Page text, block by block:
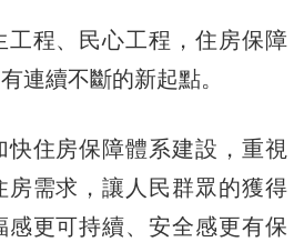
程、民心工程，住房保障
連續不斷的新起點。
住房保障體系建設，重視
房需求，讓人民群眾的獲得
感更可持續、安全感更有保